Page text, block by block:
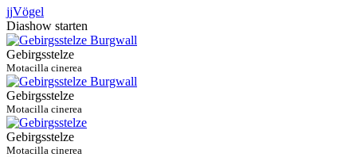
jjVögel
Diashow starten
Gebirgsstelze
Motacilla cinerea
Gebirgsstelze
Motacilla cinerea
Gebirgsstelze
Motacilla cinerea